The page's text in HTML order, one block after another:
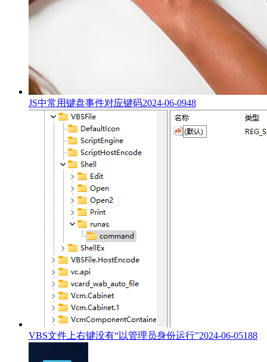
JS中常用键盘事件对应键码2024-06-0948
VBS文件上右键没有“以管理员身份运行”2024-06-05188